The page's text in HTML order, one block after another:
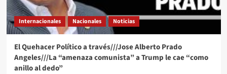
Internacionales Nacionales Noticias
El Quehacer Político a través///Jose Alberto Prado
Angeles///La “amenaza comunista” a Trump le cae “como
anillo al dedo”